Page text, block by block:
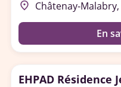
place Châtenay-
En
EHPAD Résidence